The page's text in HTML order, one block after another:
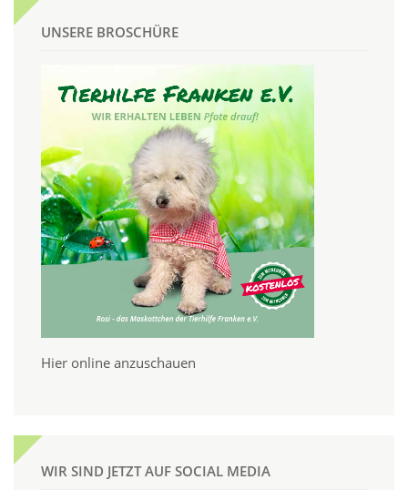
UNSERE BROSCHÜRE
Hier online anzuschauen
WIR SIND JETZT AUF SOCIAL MEDIA